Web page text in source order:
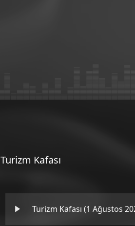
Turizm Kafası
Turizm Kafası (1 Ağustos